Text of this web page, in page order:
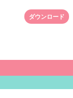
ダウンロード